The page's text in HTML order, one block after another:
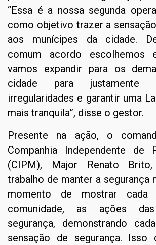
“Essa é a nossa segunda
como objetivo trazer a
aos munícipes da cidade.
comum acordo escolhemos
vamos expandir para os
cidade para justamente
irregularidades e garantir uma
mais tranquila”, disse o gestor.
Presente na ação, o
Companhia Independente de
(CIPM), Major Renato
trabalho de manter a segurança
momento de mostrar
comunidade, as ações
segurança, demonstrando
sensação de segurança. Isso